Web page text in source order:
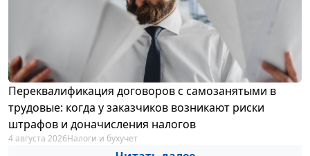
Переквалификация договоров с самозанятыми в
трудовые: когда у заказчиков возникают риски
штрафов и доначисления налогов
4 августа 2026Налоги и бухучет